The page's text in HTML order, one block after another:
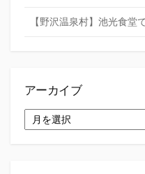
【野沢温泉村】池光食堂
アーカイブ
ー